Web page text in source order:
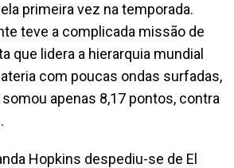
primeira vez na temporada.
teve a complicada missão de
que lidera a hierarquia mundial
com poucas ondas surfadas,
apenas 8,17 pontos, contra
Hopkins despediu-se de El